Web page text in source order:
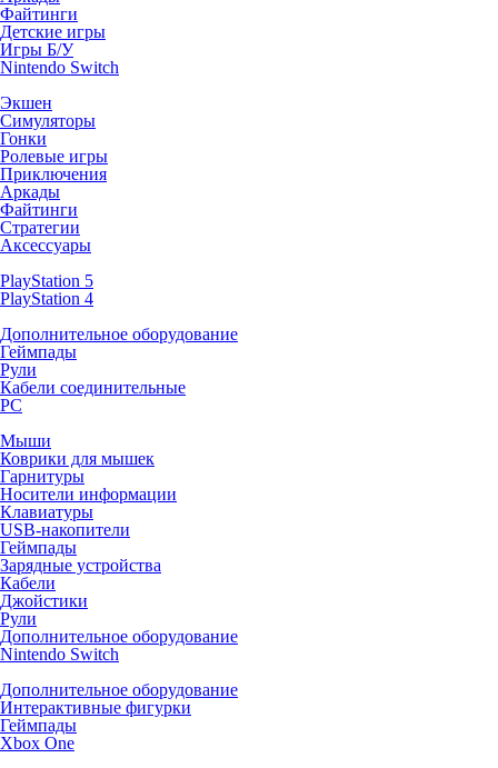
Файтинги
Детские игры
Игры Б/У
Nintendo Switch
Экшен
Симуляторы
Гонки
Ролевые игры
Приключения
Аркады
Файтинги
Стратегии
Аксессуары
PlayStation 5
PlayStation 4
Дополнительное оборудование
Геймпады
Рули
Кабели соединительные
PC
Мыши
Коврики для мышек
Гарнитуры
Носители информации
Клавиатуры
USB-накопители
Геймпады
Зарядные устройства
Кабели
Джойстики
Рули
Дополнительное оборудование
Nintendo Switch
Дополнительное оборудование
Интерактивные фигурки
Геймпады
Xbox One